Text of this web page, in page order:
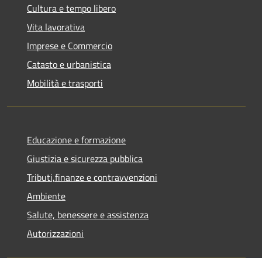
Cultura e tempo libero
Vita lavorativa
Imprese e Commercio
Catasto e urbanistica
Mobilità e trasporti
Educazione e formazione
Giustizia e sicurezza pubblica
Tributi,finanze e contravvenzioni
Ambiente
Salute, benessere e assistenza
Autorizzazioni